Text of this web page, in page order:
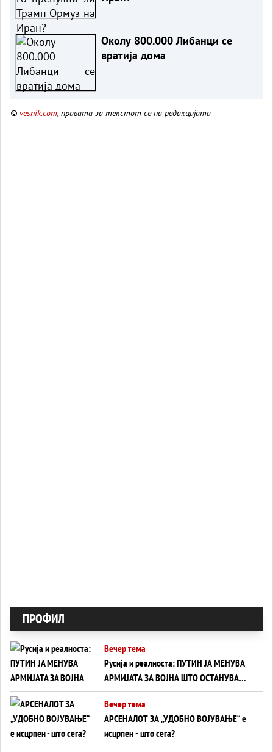
Околу 800.000 Либанци се
вратија дома
© vesnik.com, правата за текстот се на редакцијата
ПРОФИЛ
Вечер тема
Русија и реалноста: ПУТИН ЈА МЕНУВА
АРМИЈАТА ЗА ВОЈНА ШТО ОСТАНУВА
БЕЗ ФРОНТ
Вечер тема
АРСЕНАЛОТ ЗА „УДОБНО ВОЈУВАЊЕ“ е
исцрпен - што сега?